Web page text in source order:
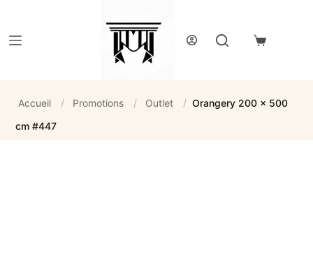
Panier
Accueil / Promotions / Outlet / Orangery 200 x 500
cm #447